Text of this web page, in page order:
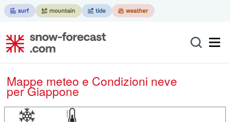
Mappe meteo e Condizioni neve
per Giappone